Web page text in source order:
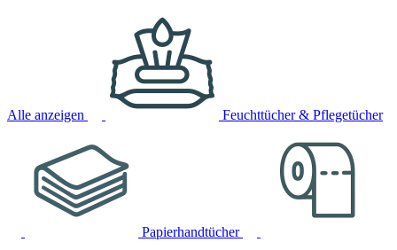
Alle anzeigen Feuchttücher & Pflegetücher
Papierhandtücher